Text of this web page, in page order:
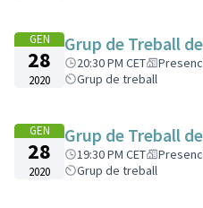
GEN
28
2020
Grup de Treball
20:30 PM CET
Grup de treball
GEN
28
2020
Grup de Treball
19:30 PM CET
Grup de treball